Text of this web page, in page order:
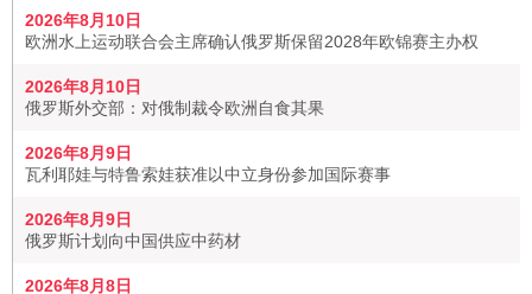
2026年8月10日
欧洲水上运动联合会主席确认俄罗斯保留2028年欧锦赛主办权
2026年8月10日
俄罗斯外交部：对俄制裁令欧洲自食其果
2026年8月9日
瓦利耶娃与特鲁索娃获准以中立身份参加国际赛事
2026年8月9日
俄罗斯计划向中国供应中药材
2026年8月8日